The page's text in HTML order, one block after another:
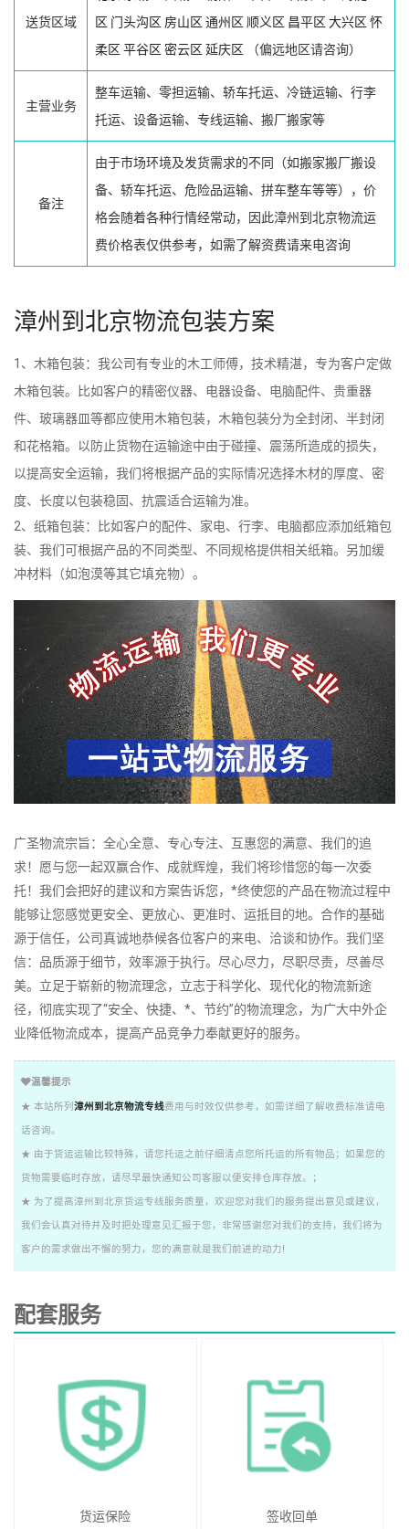
送货区域
区 门头沟区 房山区 通州区 顺义区 昌平区 大兴区 怀
柔区 平谷区 密云区 延庆区 （偏远地区请咨询）
主营业务
整车运输、零担运输、轿车托运、冷链运输、行李
托运、设备运输、专线运输、搬厂搬家等
备注
由于市场环境及发货需求的不同（如搬家搬厂搬设
备、轿车托运、危险品运输、拼车整车等等），价
格会随着各种行情经常动，因此漳州到北京物流运
费价格表仅供参考，如需了解资费请来电咨询
漳州到北京物流包装方案
1、木箱包装：我公司有专业的木工师傅，技术精湛，专为客户定做
木箱包装。比如客户的精密仪器、电器设备、电脑配件、贵重器
件、玻璃器皿等都应使用木箱包装，木箱包装分为全封闭、半封闭
和花格箱。以防止货物在运输途中由于碰撞、震荡所造成的损失，
以提高安全运输，我们将根据产品的实际情况选择木材的厚度、密
度、长度以包装稳固、抗震适合运输为准。
2、纸箱包装：比如客户的配件、家电、行李、电脑都应添加纸箱包
装、我们可根据产品的不同类型、不同规格提供相关纸箱。另加缓
冲材料（如泡漠等其它填充物）。
广圣物流宗旨：全心全意、专心专注、互惠您的满意、我们的追
求！愿与您一起双赢合作、成就辉煌，我们将珍惜您的每一次委
托！我们会把好的建议和方案告诉您，*终使您的产品在物流过程中
能够让您感觉更安全、更放心、更准时、运抵目的地。合作的基础
源于信任，公司真诚地恭候各位客户的来电、洽谈和协作。我们坚
信：品质源于细节，效率源于执行。尽心尽力，尽职尽责，尽善尽
美。立足于崭新的物流理念，立志于科学化、现代化的物流新途
径，彻底实现了“安全、快捷、*、节约”的物流理念，为广大中外企
业降低物流成本，提高产品竞争力奉献更好的服务。
温馨提示
★ 本站所列 漳州到北京物流专线费用与时效仅供参考，如需详细了解收费标准请电
话咨询。
★ 由于货运运输比较特殊，请您托运之前仔细清点您所托运的所有物品；如果您的
货物需要临时存放，请尽早最快通知公司客服以便安排仓库存放。；
★ 为了提高漳州到北京货运专线服务质量，欢迎您对我们的服务提出意见或建议，
我们会认真对待并及时把处理意见汇报于您，非常感谢您对我们的支持，我们将为
客户的需求做出不懈的努力，您的满意就是我们前进的动力!
配套服务
货运保险 签收回单